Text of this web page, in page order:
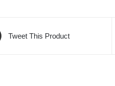
Tweet This Product